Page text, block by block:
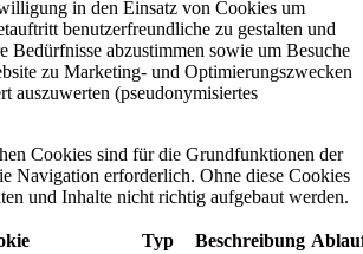
in den Einsatz von Cookies um
benutzerfreundliche zu gestalten und
Bedürfnisse abzustimmen sowie um Besuche
zu Marketing- und Optimierungszwecken
auszuwerten (pseudonymisiertes
Cookies sind für die Grundfunktionen der
Navigation erforderlich. Ohne diese Cookies
und Inhalte nicht richtig aufgebaut werden.
Typ Beschreibung